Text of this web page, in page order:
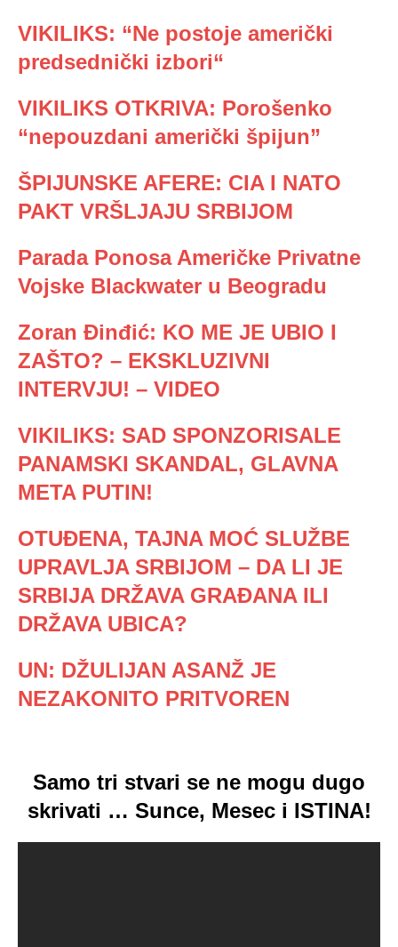
VIKILIKS: “Ne postoje američki
predsednički izbori“
VIKILIKS OTKRIVA: Porošenko
“nepouzdani američki špijun”
ŠPIJUNSKE AFERE: CIA I NATO
PAKT VRŠLJAJU SRBIJOM
Parada Ponosa Američke Privatne
Vojske Blackwater u Beogradu
Zoran Đinđić: KO ME JE UBIO I
ZAŠTO? – EKSKLUZIVNI
INTERVJU! – VIDEO
VIKILIKS: SAD SPONZORISALE
PANAMSKI SKANDAL, GLAVNA
META PUTIN!
OTUĐENA, TAJNA MOĆ SLUŽBE
UPRAVLJA SRBIJOM – DA LI JE
SRBIJA DRŽAVA GRAĐANA ILI
DRŽAVA UBICA?
UN: DŽULIJAN ASANŽ JE
NEZAKONITO PRITVOREN
Samo tri stvari se ne mogu dugo
skrivati … Sunce, Mesec i ISTINA!